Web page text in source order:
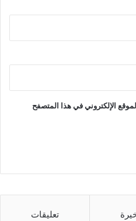
الإلكتروني في هذا المتصفح
تعليقات